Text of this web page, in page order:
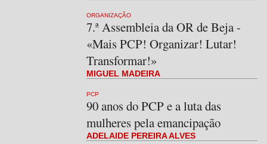
ORGANIZAÇÃO
7.ª Assembleia da OR de Beja -
«Mais PCP! Organizar! Lutar!
Transformar!»
MIGUEL MADEIRA
PCP
90 anos do PCP e a luta das
mulheres pela emancipação
ADELAIDE PEREIRA ALVES